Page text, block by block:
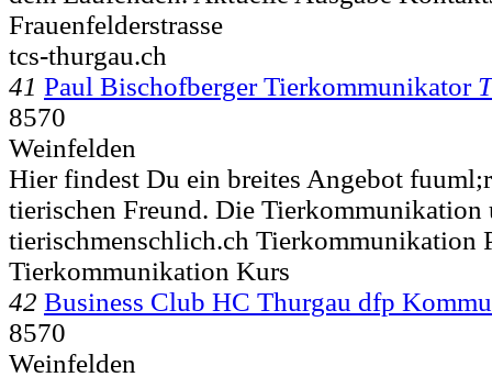
Frauenfelderstrasse
tcs-thurgau.ch
41 Paul Bischofberger Tierkommunikator
8570
Weinfelden
Hier findest Du ein breites Angebot
tierischen Freund. Die Tierkommunikation
tierischmenschlich.ch Tierkommunikation
Tierkommunikation Kurs
42 Business Club HC Thurgau dfp
8570
Weinfelden